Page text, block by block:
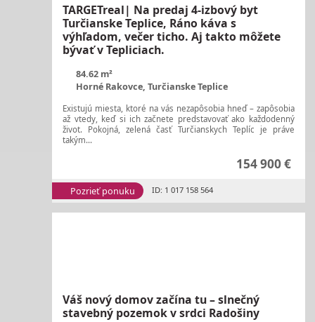
TARGETreal| Na predaj 4-izbový byt
Turčianske Teplice, Ráno káva s
výhľadom, večer ticho. Aj takto môžete
bývať v Tepliciach.
84.62 m²
Horné Rakovce, Turčianske Teplice
Existujú miesta, ktoré na vás nezapôsobia hneď – zapôsobia
až vtedy, keď si ich začnete predstavovať ako každodenný
život. Pokojná, zelená časť Turčianskych Teplíc je práve
takým...
154 900 €
Pozrieť ponuku ID: 1 017 158 564
Váš nový domov začína tu – slnečný
stavebný pozemok v srdci Radošiny